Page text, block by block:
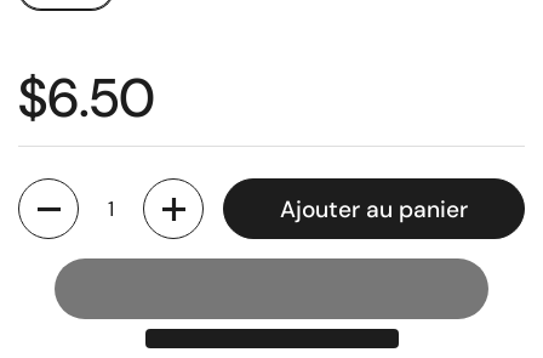
Prix régulier
$6.50
Quantité
Ajouter au panier